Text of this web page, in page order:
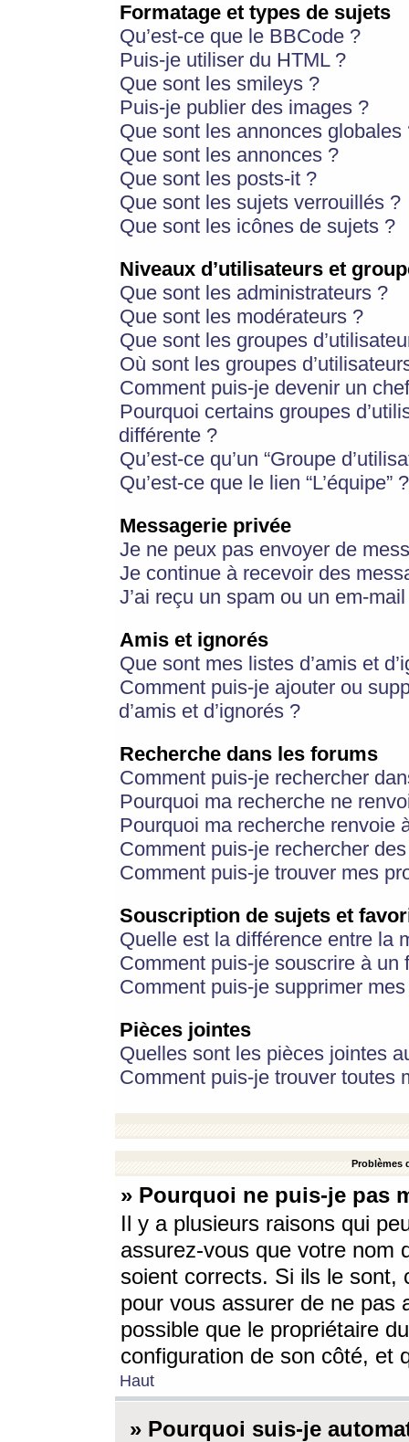
Formatage et types de sujets
Qu’est-ce que le BBCode ?
Puis-je utiliser du HTML ?
Que sont les smileys ?
Puis-je publier des images ?
Que sont les annonces globales
Que sont les annonces ?
Que sont les posts-it ?
Que sont les sujets verrouillés ?
Que sont les icônes de sujets ?
Niveaux d’utilisateurs et
Que sont les administrateurs ?
Que sont les modérateurs ?
Que sont les groupes
Où sont les groupes
Comment puis-je devenir un
Pourquoi certains groupes
différente ?
Qu’est-ce qu’un “Groupe
Qu’est-ce que le lien “L’équipe” ?
Messagerie privée
Je ne peux pas envoyer de
Je continue à recevoir des
J’ai reçu un spam ou un em-
Amis et ignorés
Que sont mes listes d’amis et
Comment puis-je ajouter ou
d’amis et d’ignorés ?
Recherche dans les forums
Comment puis-je rechercher
Pourquoi ma recherche ne
Pourquoi ma recherche renvoie
Comment puis-je rechercher
Comment puis-je trouver mes
Souscription de sujets et
Quelle est la différence entre la
Comment puis-je souscrire à
Comment puis-je supprimer
Pièces jointes
Quelles sont les pièces jointes
Comment puis-je trouver toutes
Problèmes
» Pourquoi ne puis-je pas
Il y a plusieurs raisons qui
assurez-vous que votre nom
soient corrects. Si ils le sont,
pour vous assurer de ne pas
possible que le propriétaire
configuration de son côté, et
Haut
» Pourquoi suis-je